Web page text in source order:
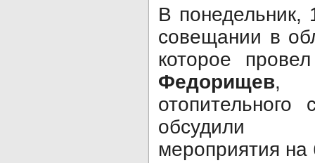
В понедельник,
совещании в
которое
Федорищев,
обсудили
мероприятия